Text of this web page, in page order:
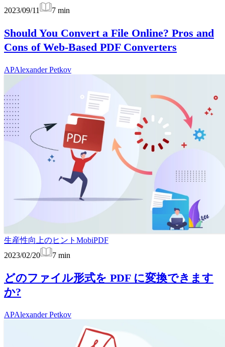
2023/09/11
7 min
Should You Convert a File Online? Pros and
Cons of Web-Based PDF Converters
APAlexander Petkov
生産性向上のヒント MobiPDF
2023/02/20
7 min
どのファイル形式を PDF に変換できます
か?
APAlexander Petkov